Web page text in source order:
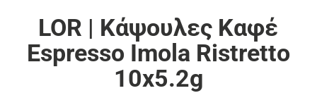
LOR | Κάψουλες Καφέ
Espresso Imola Ristretto
10x5.2g